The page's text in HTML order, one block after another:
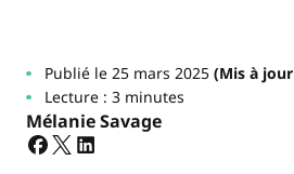
Publié le 25 mars 2025(Mis à jour
Lecture : 3 minutes
Mélanie Savage